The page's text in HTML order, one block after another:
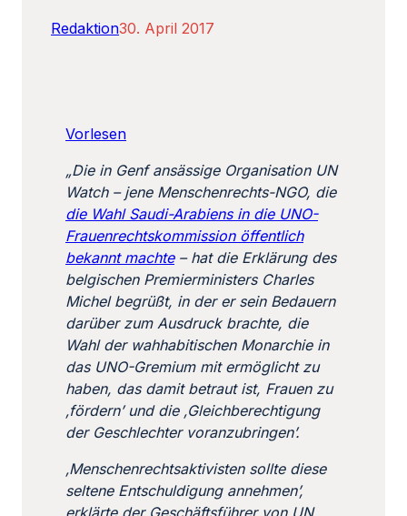
Redaktion30. April 2017
Vorlesen
„Die in Genf ansässige Organisation UN
Watch – jene Menschenrechts-NGO, die
die Wahl Saudi-Arabiens in die UNO-
Frauenrechtskommission öffentlich
bekannt machte– hat die Erklärung des
belgischen Premierministers Charles
Michel begrüßt, in der er sein Bedauern
darüber zum Ausdruck brachte, die
Wahl der wahhabitischen Monarchie in
das UNO-Gremium mit ermöglicht zu
haben, das damit betraut ist, Frauen zu
‚fördern’ und die ‚Gleichberechtigung
der Geschlechter voranzubringen’.
‚Menschenrechtsaktivisten sollte diese
seltene Entschuldigung annehmen’,
erklärte der Geschäftsführer von UN